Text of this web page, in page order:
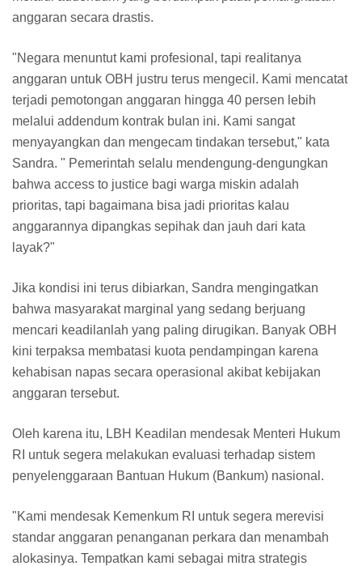
anggaran secara drastis.
​"Negara menuntut kami profesional, tapi realitanya
anggaran untuk OBH justru terus mengecil. Kami mencatat
terjadi pemotongan anggaran hingga 40 persen lebih
melalui addendum kontrak bulan ini. Kami sangat
menyayangkan dan mengecam tindakan tersebut," kata
Sandra. " Pemerintah selalu mendengung-dengungkan
bahwa access to justice bagi warga miskin adalah
prioritas, tapi bagaimana bisa jadi prioritas kalau
anggarannya dipangkas sepihak dan jauh dari kata
layak?"
​Jika kondisi ini terus dibiarkan, Sandra mengingatkan
bahwa masyarakat marginal yang sedang berjuang
mencari keadilanlah yang paling dirugikan. Banyak OBH
kini terpaksa membatasi kuota pendampingan karena
kehabisan napas secara operasional akibat kebijakan
anggaran tersebut.
​Oleh karena itu, LBH Keadilan mendesak Menteri Hukum
RI untuk segera melakukan evaluasi terhadap sistem
penyelenggaraan Bantuan Hukum (Bankum) nasional.
​"Kami mendesak Kemenkum RI untuk segera merevisi
standar anggaran penanganan perkara dan menambah
alokasinya. Tempatkan kami sebagai mitra strategis